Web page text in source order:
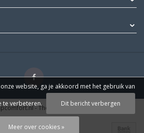
- Theme byWebdinge.nl
website, ga je akkoord met het gebruik van
te verbeteren. Dit bericht verbergen
Meer over cookies »